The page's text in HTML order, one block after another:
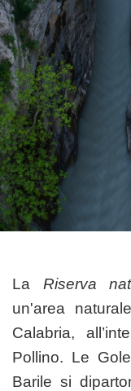
La Riserva
un'area
Calabria,
Pollino. Le
Barile si